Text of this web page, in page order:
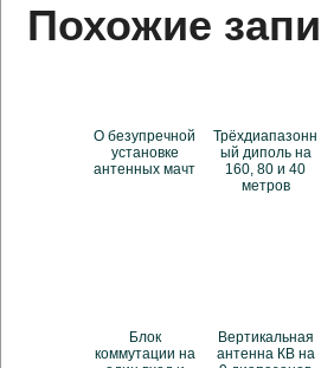
Похожие
О безупречной
установке
антенных мачт
Трёхдиапазонн
ый диполь на
160, 80 и 40
метров
Блок
коммутации на
Вертикальная
антенна КВ на